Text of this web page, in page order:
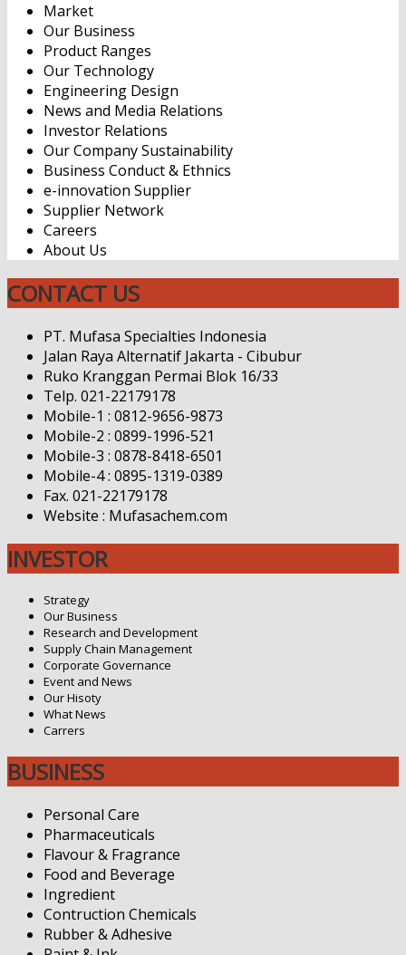
Market
Our Business
Product Ranges
Our Technology
Engineering Design
News and Media Relations
Investor Relations
Our Company Sustainability
Business Conduct & Ethnics
e-innovation Supplier
Supplier Network
Careers
About Us
CONTACT US
PT. Mufasa Specialties Indonesia
Jalan Raya Alternatif Jakarta - Cibubur
Ruko Kranggan Permai Blok 16/33
Telp. 021-22179178
Mobile-1 : 0812-9656-9873
Mobile-2 : 0899-1996-521
Mobile-3 : 0878-8418-6501
Mobile-4 : 0895-1319-0389
Fax. 021-22179178
Website : Mufasachem.com
INVESTOR
Strategy
Our Business
Research and Development
Supply Chain Management
Corporate Governance
Event and News
Our Hisoty
What News
Carrers
BUSINESS
Personal Care
Pharmaceuticals
Flavour & Fragrance
Food and Beverage
Ingredient
Contruction Chemicals
Rubber & Adhesive